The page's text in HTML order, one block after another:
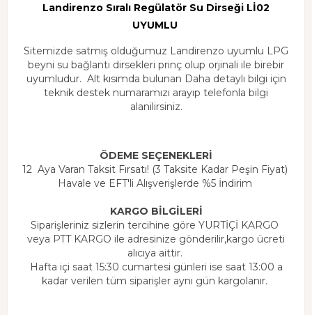
Landirenzo Sıralı Regülatör Su Dirseği Lİ02
UYUMLU
Sitemizde satmış olduğumuz Landirenzo uyumlu LPG
beyni su bağlantı dirsekleri prinç olup orjinali ile birebir
uyumludur. Alt kısımda bulunan Daha detaylı bilgi için
teknik destek numaramızı arayıp telefonla bilgi
alanilirsiniz.
ÖDEME SEÇENEKLERİ
12 Aya Varan Taksit Fırsatı! (3 Taksite Kadar Peşin Fiyat)
Havale ve EFT'li Alışverişlerde %5 İndirim
KARGO BİLGİLERİ
Siparişleriniz sizlerin tercihine göre YURTİÇİ KARGO
veya PTT KARGO ile adresinize gönderilir,kargo ücreti
alıcıya aittir.
Hafta içi saat 15:30 cumartesi günleri ise saat 13:00 a
kadar verilen tüm siparişler aynı gün kargolanır.